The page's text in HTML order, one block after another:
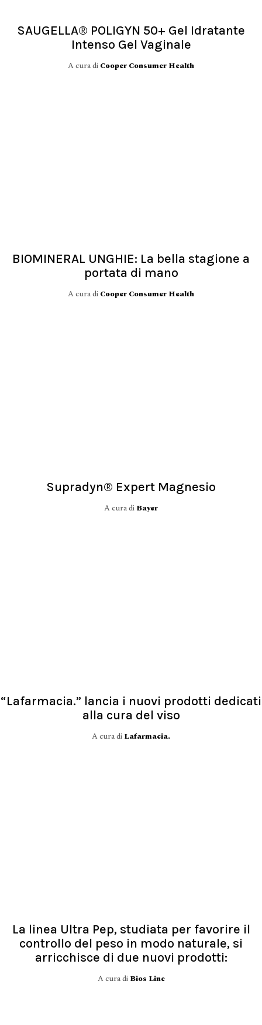
SAUGELLA® POLIGYN 50+ Gel Idratante
Intenso Gel Vaginale
A cura di Cooper Consumer Health
BIOMINERAL UNGHIE: La bella stagione a
portata di mano
A cura di Cooper Consumer Health
Supradyn® Expert Magnesio
A cura di Bayer
“Lafarmacia.” lancia i nuovi prodotti dedicati
alla cura del viso
A cura di Lafarmacia.
La linea Ultra Pep, studiata per favorire il
controllo del peso in modo naturale, si
arricchisce di due nuovi prodotti:
A cura di Bios Line